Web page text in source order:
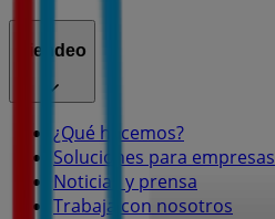
Tiendeo
¿Qué hacemos?
Soluciones para empresas
Noticias y prensa
Trabaja con nosotros